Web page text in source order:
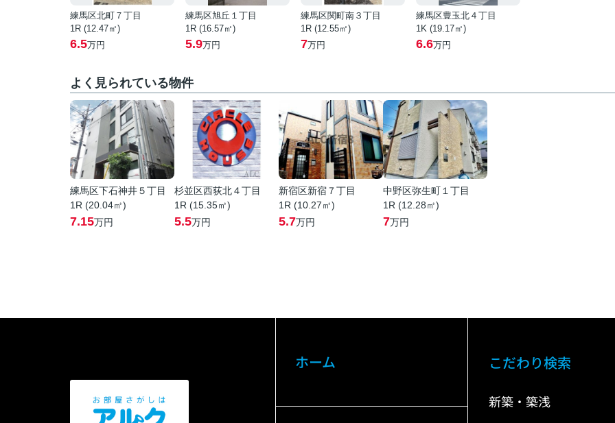
練馬区北町７丁目
1R (12.47㎡)
6.5万円
練馬区旭丘１丁目
1R (16.57㎡)
5.9万円
練馬区関町南３丁目
1R (12.55㎡)
7万円
練馬区豊玉北４丁目
1K (19.17㎡)
6.6万円
よく見られている物件
練馬区下石神井５丁目
1R (20.04㎡)
7.15万円
杉並区西荻北４丁目
1R (15.35㎡)
5.5万円
新宿区新宿７丁目
1R (10.27㎡)
5.7万円
中野区弥生町１丁目
1R (12.28㎡)
7万円
ホーム こだわり検索
新築・築浅